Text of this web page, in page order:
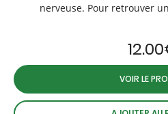
nerveuse. Pour retrouver
12.00
VOIR LE